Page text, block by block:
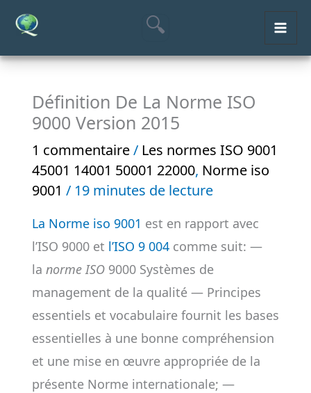
Aller
contenu
Définition De La Norme ISO
9000 Version 2015
1 commentaire / Les normes ISO 9001
45001 14001 50001 22000, Norme iso
9001 / 19 minutes de lecture
La Norme iso 9001 est en rapport avec
l’ISO 9000 et l’ISO 9 004comme suit: —
la norme ISO9000 Systèmes de
management de la qualité — Principes
essentiels et vocabulaire fournit les bases
essentielles à une bonne compréhension
et une mise en œuvre appropriée de la
présente Norme internationale; —